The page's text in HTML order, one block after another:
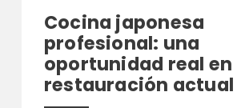
Cocina japonesa
profesional: una
oportunidad real en
restauración actual